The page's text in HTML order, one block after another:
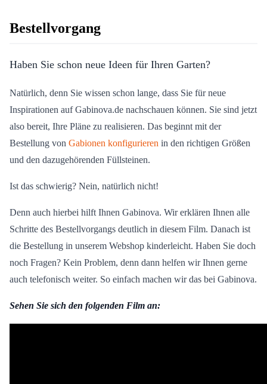
Bestellvorgang
Haben Sie schon neue Ideen für Ihren Garten?
Natürlich, denn Sie wissen schon lange, dass Sie für neue
Inspirationen auf Gabinova.de nachschauen können. Sie sind jetzt
also bereit, Ihre Pläne zu realisieren. Das beginnt mit der
Bestellung von Gabionen konfigurieren in den richtigen Größen
und den dazugehörenden Füllsteinen.
Ist das schwierig? Nein, natürlich nicht!
Denn auch hierbei hilft Ihnen Gabinova. Wir erklären Ihnen alle
Schritte des Bestellvorgangs deutlich in diesem Film. Danach ist
die Bestellung in unserem Webshop kinderleicht. Haben Sie doch
noch Fragen? Kein Problem, denn dann helfen wir Ihnen gerne
auch telefonisch weiter. So einfach machen wir das bei Gabinova.
Sehen Sie sich den folgenden Film an: